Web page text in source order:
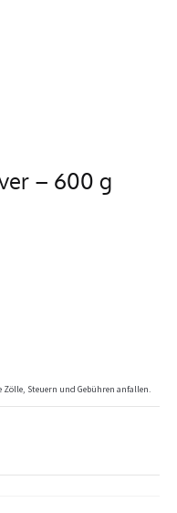
– 600 g
Steuern und Gebühren anfallen.